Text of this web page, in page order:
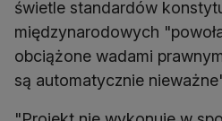
świetle standardów
międzynarodowych
obciążone wadami
są automatycznie